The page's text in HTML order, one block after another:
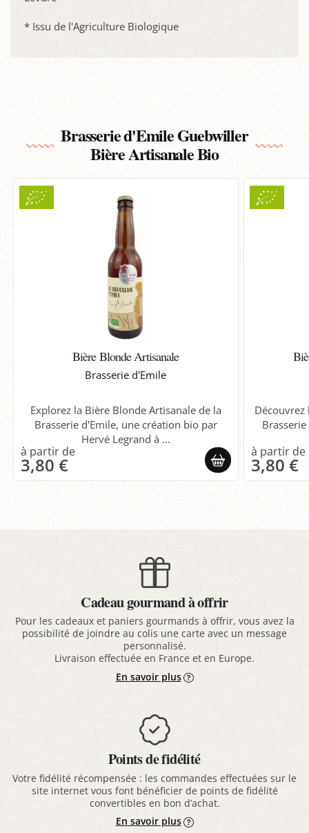
* Issu de l'Agriculture Biologique
Brasserie d'Emile Guebwiller
Bière Artisanale Bio
Bière Blonde Artisanale
Brasserie d'Emile
Explorez la Bière Blonde Artisanale de la
Brasserie d'Emile, une création bio par
Hervé Legrand à ...
3,80 €
Découvrez
3,80 €
Cadeau gourmand à offrir
Pour les cadeaux et paniers gourmands à offrir, vous avez la
possibilité de joindre au colis une carte avec un message
personnalisé.
Livraison effectuée en France et en Europe.
En savoir plus
Points de fidélité
Votre fidélité récompensée : les commandes effectuées sur le
site internet vous font bénéficier de points de fidélité
convertibles en bon d’achat.
En savoir plus